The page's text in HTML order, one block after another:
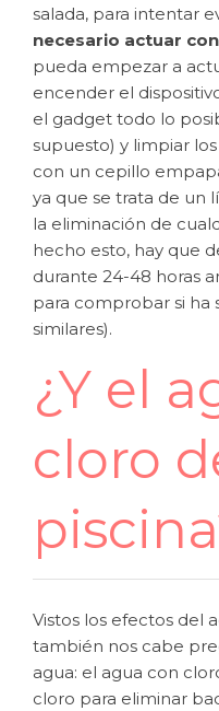
salada, para intentar
necesario actuar
pueda empezar a
encender el
el gadget todo lo
supuesto) y limpiar
con un cepillo
ya que se trata de un
la eliminación de
hecho esto, hay que
durante 24-48 horas
para comprobar si ha
similares).
¿Y el
cloro
Vistos los efectos del
también nos cabe
agua: el agua con
cloro para eliminar